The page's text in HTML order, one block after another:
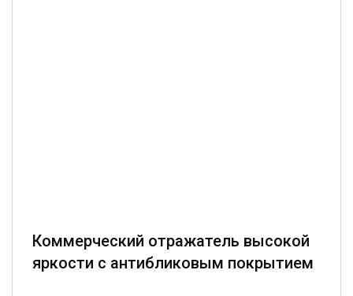
Коммерческий отражатель высокой
яркости с антибликовым покрытием